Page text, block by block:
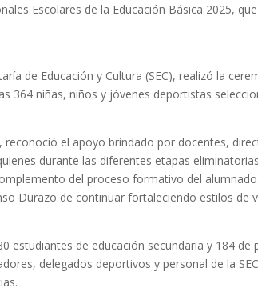
Escolares de la Educación Básica 2025,
de Educación y Cultura (SEC), realizó la
364 niñas, niños y jóvenes deportistas
reconoció el apoyo brindado por docentes,
durante las diferentes etapas
del proceso formativo del
Durazo de continuar fortaleciendo estilos de
estudiantes de educación secundaria y 184 de
delegados deportivos y personal de la